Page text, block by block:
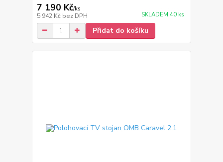
7 190 Kč/ks
5 942 Kč bez DPH SKLADEM 40 ks
Přidat do košíku